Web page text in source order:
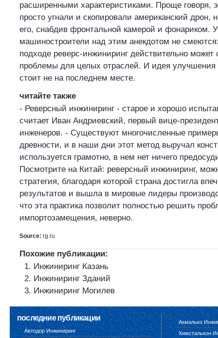
расширенными характеристиками. Проще говоря,
просто угнали и скопировали американский
его, снабдив фронтальной камерой и фонариком.
машиностроители над этим анекдотом не
подходе реверс-инжиниринг действительно
проблемы для целых отраслей. И идея улучшения
стоит не на последнем месте.
читайте также
- Реверсный инжиниринг - старое и хорошо
считает Иван Андриевский, первый вице-
инженеров. - Существуют многочисленные
древности, и в наши дни этот метод выручал
используется грамотно, в нем нет ничего
Посмотрите на Китай: реверсный инжиниринг,
стратегия, благодаря которой страна достигла
результатов и вышла в мировые лидеры
что эта практика позволит полностью решить
импортозамещения, неверно.
Source: rg.ru
Похожие публикации:
Инжиниринг Казань
Инжиниринг Зданий
Инжиниринг Могилев
последние публикации
Автодор Инжиниринг
Акмалько
Химсталькон